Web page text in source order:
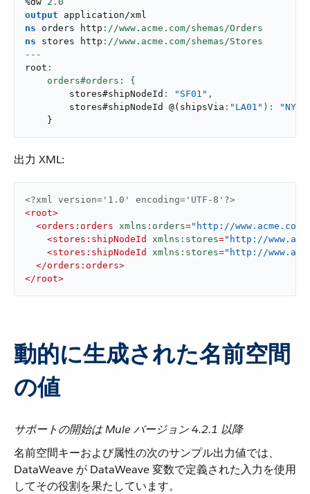
output
application/xml
ns orders http
ns stores http
---
root :
        stores#shipNodeId
: "SF01" ,
        stores#shipNodeId
@( shipsVia : "LA01" ):
}
出力 XML:
<?xml version='1.0' encoding='UTF-8'?>
<root>
<orders:orders xmlns:orders="http://www.acme.com/
<stores:shipNodeId xmlns:stores="http://
<stores:shipNodeId xmlns:stores="http://
</orders:orders>
</ root>
動的に生成された名前空間
の値
サポートの開始は Mule バージョン 4.2.1 以降
名前空間キーおよび属性の次のサンプル出力値では、
DataWeave が DataWeave 変数で定義された入力を使用
してその役割を果たしています。